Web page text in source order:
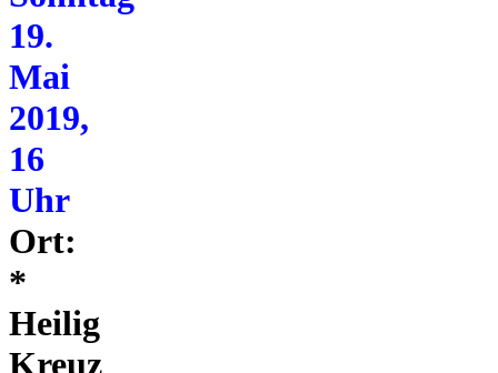
19.
Mai
2019,
16
Uhr
Ort:
*
Heilig
Kreuz